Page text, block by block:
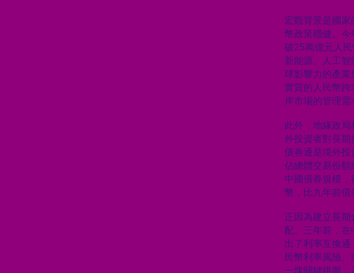
宏觀背景是國
幣政策穩健。今
破25萬億元人
新能源、人工
球影響力的產業
實質的人民幣跨
岸市場的管理需
此外，地緣政
外投資者對長期
債券通是境外投
佔總體交易份額
中國債券規模
幣，比九年前債
正因為建立長
配。三年前，
出了利率互換
民幣利率風險
一塊關鍵拼圖：